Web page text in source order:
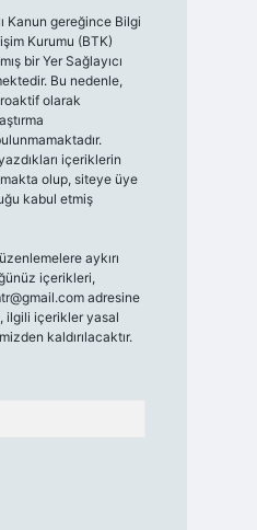
Kanun gereğince Bilgi
Kurumu (BTK)
bir Yer Sağlayıcı
Bu nedenle,
olarak
içeriklerin
olup, siteye üye
kabul etmiş
aykırı
içerikleri,
adresine
ilgili içerikler yasal
kaldırılacaktır.